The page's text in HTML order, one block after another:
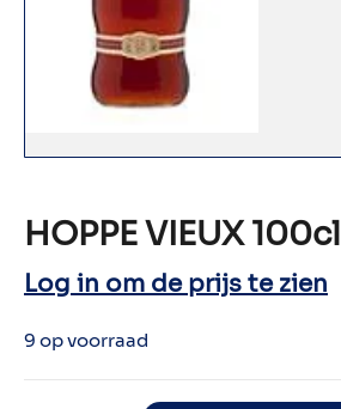
HOPPE VIEUX 100cl
Log in om de prijs te zien
9 op voorraad